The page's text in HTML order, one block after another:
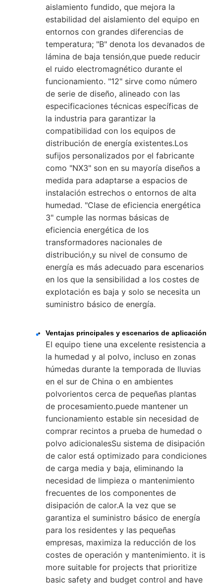
aislamiento fundido, que mejora la
estabilidad del aislamiento del equipo en
entornos con grandes diferencias de
temperatura; "B" denota los devanados de
lámina de baja tensión,que puede reducir
el ruido electromagnético durante el
funcionamiento. "12" sirve como número
de serie de diseño, alineado con las
especificaciones técnicas específicas de
la industria para garantizar la
compatibilidad con los equipos de
distribución de energía existentes.Los
sufijos personalizados por el fabricante
como "NX3" son en su mayoría diseños a
medida para adaptarse a espacios de
instalación estrechos o entornos de alta
humedad. "Clase de eficiencia energética
3" cumple las normas básicas de
eficiencia energética de los
transformadores nacionales de
distribución,y su nivel de consumo de
energía es más adecuado para escenarios
en los que la sensibilidad a los costes de
explotación es baja y solo se necesita un
suministro básico de energía.
Ventajas principales y escenarios de aplicación
El equipo tiene una excelente resistencia a
la humedad y al polvo, incluso en zonas
húmedas durante la temporada de lluvias
en el sur de China o en ambientes
polvorientos cerca de pequeñas plantas
de procesamiento.puede mantener un
funcionamiento estable sin necesidad de
comprar recintos a prueba de humedad o
polvo adicionalesSu sistema de disipación
de calor está optimizado para condiciones
de carga media y baja, eliminando la
necesidad de limpieza o mantenimiento
frecuentes de los componentes de
disipación de calor.A la vez que se
garantiza el suministro básico de energía
para los residentes y las pequeñas
empresas, maximiza la reducción de los
costes de operación y mantenimiento. it is
more suitable for projects that prioritize
basic safety and budget control and have